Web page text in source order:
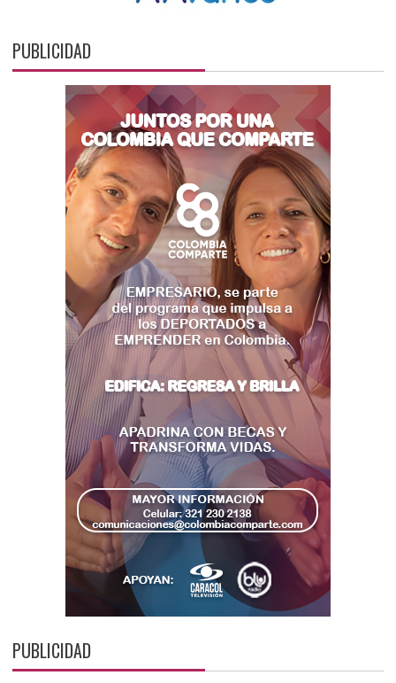
PUBLICIDAD
PUBLICIDAD